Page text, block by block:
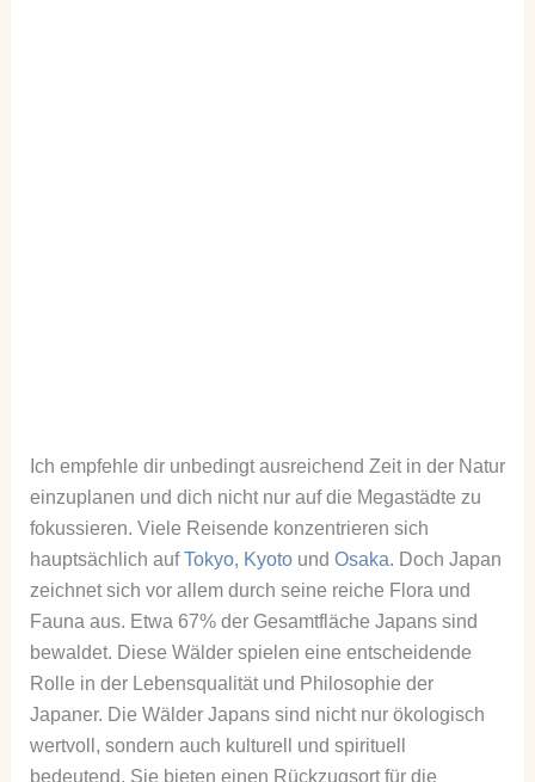
Ich empfehle dir unbedingt ausreichend Zeit in der Natur
einzuplanen und dich nicht nur auf die Megastädte zu
fokussieren. Viele Reisende konzentrieren sich
hauptsächlich aufTokyo, Kyotound Osaka. Doch Japan
zeichnet sich vor allem durch seine reiche Flora und
Fauna aus. Etwa 67% der Gesamtfläche Japans sind
bewaldet. Diese Wälder spielen eine entscheidende
Rolle in der Lebensqualität und Philosophie der
Japaner. Die Wälder Japans sind nicht nur ökologisch
wertvoll, sondern auch kulturell und spirituell
bedeutend. Sie bieten einen Rückzugsort für die